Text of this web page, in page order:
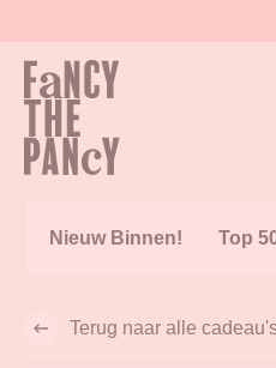
Nieuw Binnen! Top
Terug naar alle